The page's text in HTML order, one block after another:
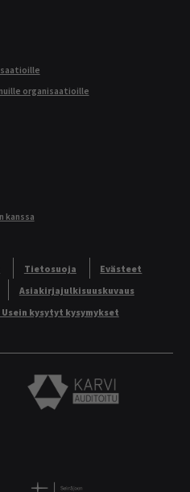
organisaatioille
kanssa
Tietosuoja
Evästeet
Asiakirjajulkisuuskuvaus
Usein kysytyt kysymykset
University Alliance logo
Karvi Auditoitu logo